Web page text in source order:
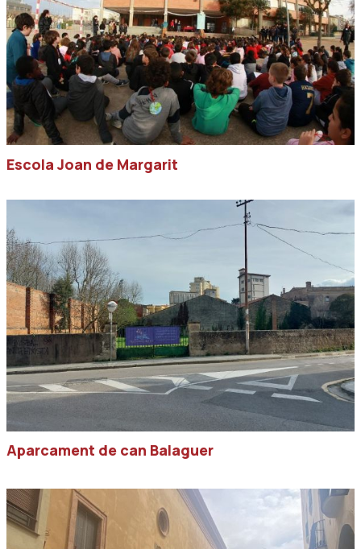
Escola Joan de Margarit
Aparcament de can Balaguer